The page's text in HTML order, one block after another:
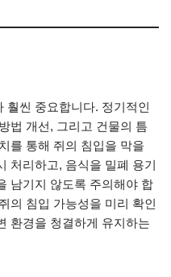
훨씬 중요합니다. 정기적인
법 개선, 그리고 건물의 틈
를 통해 쥐의 침입을 막을
처리하고, 음식을 밀폐 용기
남기지 않도록 주의해야 합
의 침입 가능성을 미리 확인
환경을 청결하게 유지하는